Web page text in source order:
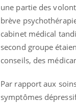
une partie des
brève
cabinet médical
second groupe
conseils, des
Par rapport aux
symptômes